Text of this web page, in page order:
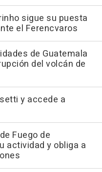
sigue su puesta
el Ferencvaros
de Guatemala
del volcán de
y accede a
Fuego de
actividad y obliga a